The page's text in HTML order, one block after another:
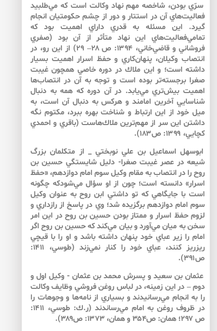
سرّي بودن، شاخصه مهم نهاد وكالت است كه مي‌طلبيد
فعاليت‌هاي آن در استتار و دور از چشم حكومتيان انجام
گيرد. اين مسئله به قدري داراي اهميت بود كه
تمامي‌فعاليت‌هاي اين نهاد متأثر از آن بود (صفري
فروشاني و قاضي‌خاني، ۱۳۹۴: ص ۲۸– ۲۹) از اين رو، در
انتصاب وكيلان، پنهان‌‌كاري و حفظ اسرار اهميت بسيار
داشته است؛ و اين ملاك در دوره خاصي همچون غيبت‌
صغرا برجسته‌تر بوده است و توجه به آن در انتصاب‌‌ها
اهميت بيش‌تري مي‌يابد. در آن دوره كه همه به دنبال
شناسايي آخرين امامند و هركس به دنبال آن است، به
ميل خود از اين ارتباط و شناخت بهره ببرد، مكتوم نگه
‌داشتن اين سر از مهم‌ترين ملاك‌هاست (باقري و احمدي
كچايي، ۱۳۹۹: ص۱۸۳).
ابوسهل اسماعيل بن علي نوبختي ­­­­_ از متكلمان بزرگ
شيعه در عصر غيبت صغرا- دليل شايستگي حسين بن
روح را در انتصاب به مقام وكيل سوم امام دوازدهم، «حفظ
اسرار» دانسته است؛ چون از او سؤال مي‌شودكه چگونه
است با جايگاهي كه تو داشتي ابن روح به عنوان وكيل
سوم امام دوازدهم برگزيده شد؛ وي در پاسخ از رازداري و
لزوم حفظ اسرار و ممتاز بودن حسين بن روح در اين امر
سخن به ميان مي‌آورد و بيان مي‌كند كه حسين بن روح اگر
امام را زير عباي خود پنهان داشته باشد و او را با قيچي
ريزريز كنند، عباي خود را كنار نمي‌زند (طوسي، ۱۴۱۱:
ص۳۹۱).
عثمان بن سعيد و پسرش محمد بن عثمان ­- وكيل اول و
دوم – در اين زمينه، در لباس روغن فروشي وظايف وكالت
را به انجام مي‌رسانيدند و بسياري از نامه‌ها و وجوهات را
در ظروف روغن به امام مي‌رساندند (ر.ك: طوسي، ۱۴۱۱:
ص ۲۹۷؛ همان: ص۳۵۴ و همان، ۱۳۷۳: ص۳۸۹).